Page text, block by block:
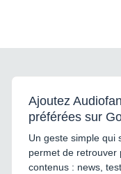
Ajoutez
préférées sur
Un geste simple qui
permet de retrouver
contenus : news,